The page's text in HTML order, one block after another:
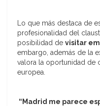
Lo que más destaca de
profesionalidad del
posibilidad de visitar
embargo, además de la
valora la oportunidad de
europea.
“Madrid me parece